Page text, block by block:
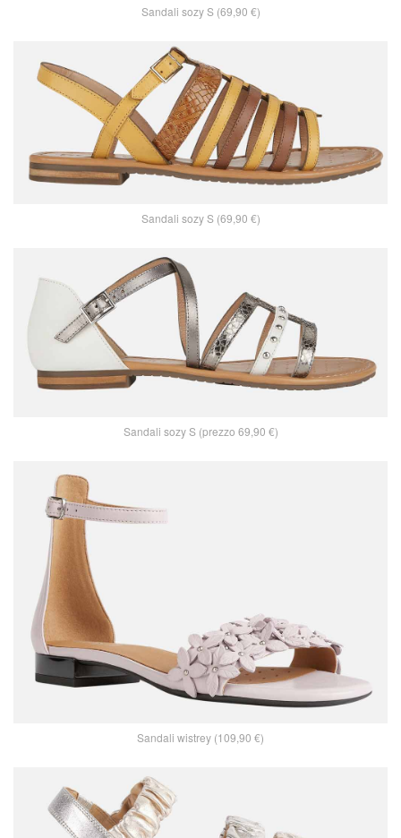
Sandali sozy S (69,90 €)
Sandali sozy S (69,90 €)
Sandali sozy S (prezzo 69,90 €)
Sandali wistrey (109,90 €)